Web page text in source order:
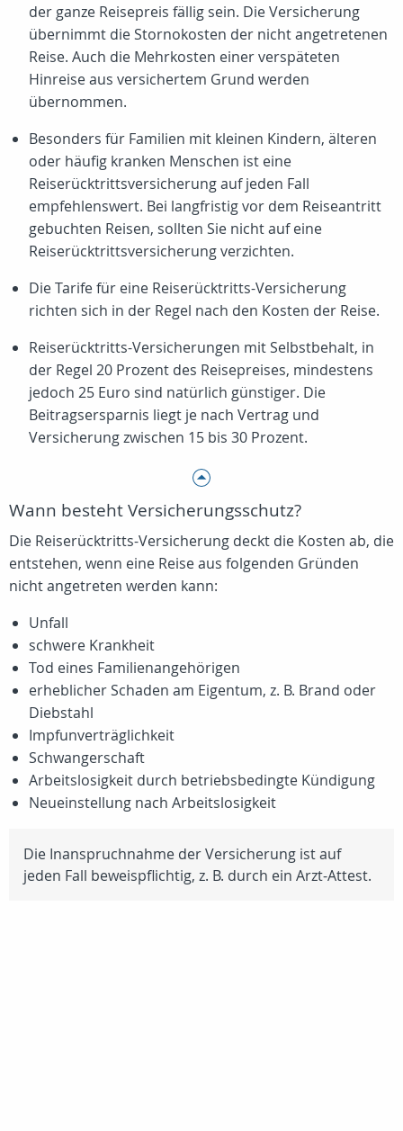
der ganze Reisepreis fällig sein. Die Versicherung
übernimmt die Stornokosten der nicht angetretenen
Reise. Auch die Mehrkosten einer verspäteten
Hinreise aus versichertem Grund werden
übernommen.
Besonders für Familien mit kleinen Kindern, älteren
oder häufig kranken Menschen ist eine
Reiserücktrittsversicherung auf jeden Fall
empfehlenswert. Bei langfristig vor dem Reiseantritt
gebuchten Reisen, sollten Sie nicht auf eine
Reiserücktrittsversicherung verzichten.
Die Tarife für eine Reiserücktritts-Versicherung
richten sich in der Regel nach den Kosten der Reise.
Reiserücktritts-Versicherungen mit Selbstbehalt, in
der Regel 20 Prozent des Reisepreises, mindestens
jedoch 25 Euro sind natürlich günstiger. Die
Beitragsersparnis liegt je nach Vertrag und
Versicherung zwischen 15 bis 30 Prozent.
Wann besteht Versicherungsschutz?
Die Reiserücktritts-Versicherung deckt die Kosten ab, die
entstehen, wenn eine Reise aus folgenden Gründen
nicht angetreten werden kann:
Unfall
schwere Krankheit
Tod eines Familienangehörigen
erheblicher Schaden am Eigentum, z. B. Brand oder
Diebstahl
Impfunverträglichkeit
Schwangerschaft
Arbeitslosigkeit durch betriebsbedingte Kündigung
Neueinstellung nach Arbeitslosigkeit
Die Inanspruchnahme der Versicherung ist auf
jeden Fall beweispflichtig, z. B. durch ein Arzt-Attest.